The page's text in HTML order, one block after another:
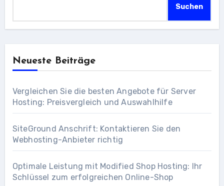
Suchen
Neueste Beiträge
Vergleichen Sie die besten Angebote für Server
Hosting: Preisvergleich und Auswahlhilfe
SiteGround Anschrift: Kontaktieren Sie den
Webhosting-Anbieter richtig
Optimale Leistung mit Modified Shop Hosting: Ihr
Schlüssel zum erfolgreichen Online-Shop